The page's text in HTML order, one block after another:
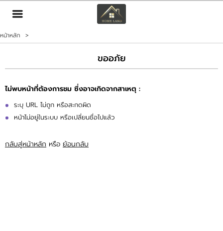
TH
เข้าสู่ระบบ สมัครสมาชิก
ทรัพย์สิน
หน้าหลัก >
ขออภัย
ไม่พบหน้าที่ต้องการชม ซึ่งอาจเกิดจากสาเหตุ :
ระบุ URL ไม่ถูก หรือสะกดผิด
หน้าไม่อยู่ในระบบ หรือเปลี่ยนชื่อไปแล้ว
กลับสู่หน้าหลัก หรือ ย้อนกลับ